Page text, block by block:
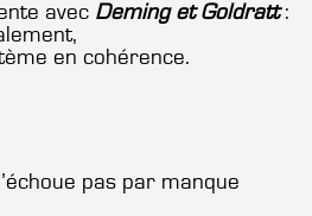
avec Deming et Goldratt:
en cohérence.
pas par manque